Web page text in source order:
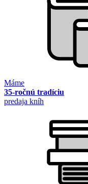
Máme
35-ročnú tradíciu
predaja kníh